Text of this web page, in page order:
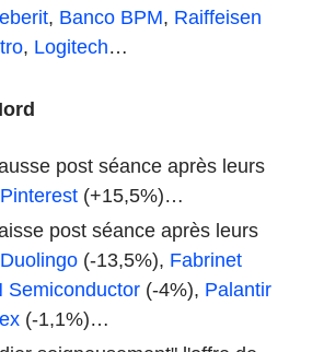
, Banco BPM, Raiffeisen
, Logitech…
post séance après leurs
Pinterest (+15,5%)…
post séance après leurs
Duolingo (-13,5%), Fabrinet
Semiconductor (-4%), Palantir
(-1,1%)…